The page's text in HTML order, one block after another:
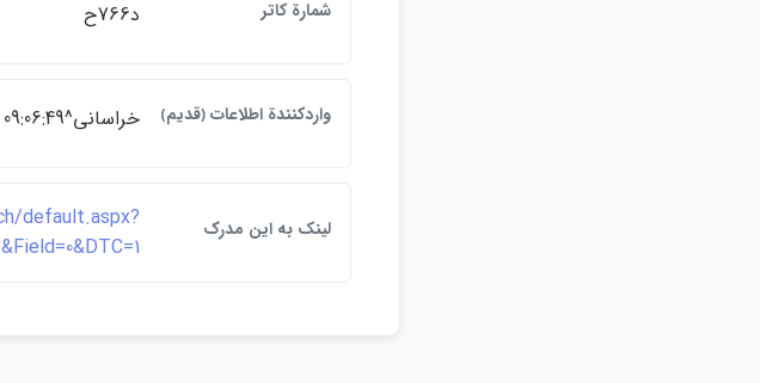
شمارة كاتر د766ح
واردكنندة اطلاعات ﴿قديم﴾ خراساني^d// , faraz^d2003/10/21 09:06:49
لينک به اين مدرک
default.aspx?